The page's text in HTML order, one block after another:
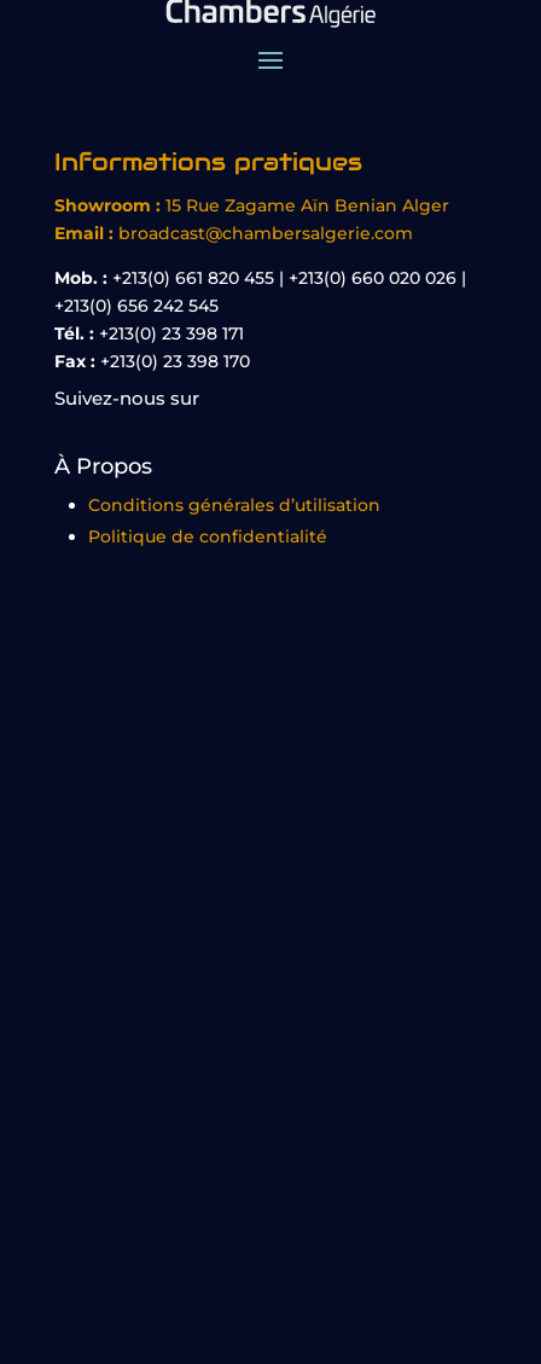
Informations pratiques
Showroom : 15 Rue Zagame Aïn Benian Alger
Email : broadcast@chambersalgerie.com
Mob. :+213(0) 661 820 455 | +213(0) 660 020 026 |
+213(0) 656 242 545
Tél. : +213(0) 23 398 171
Fax : +213(0) 23 398 170
Suivez-nous sur
À Propos
Conditions générales d’utilisation
Politique de confidentialité